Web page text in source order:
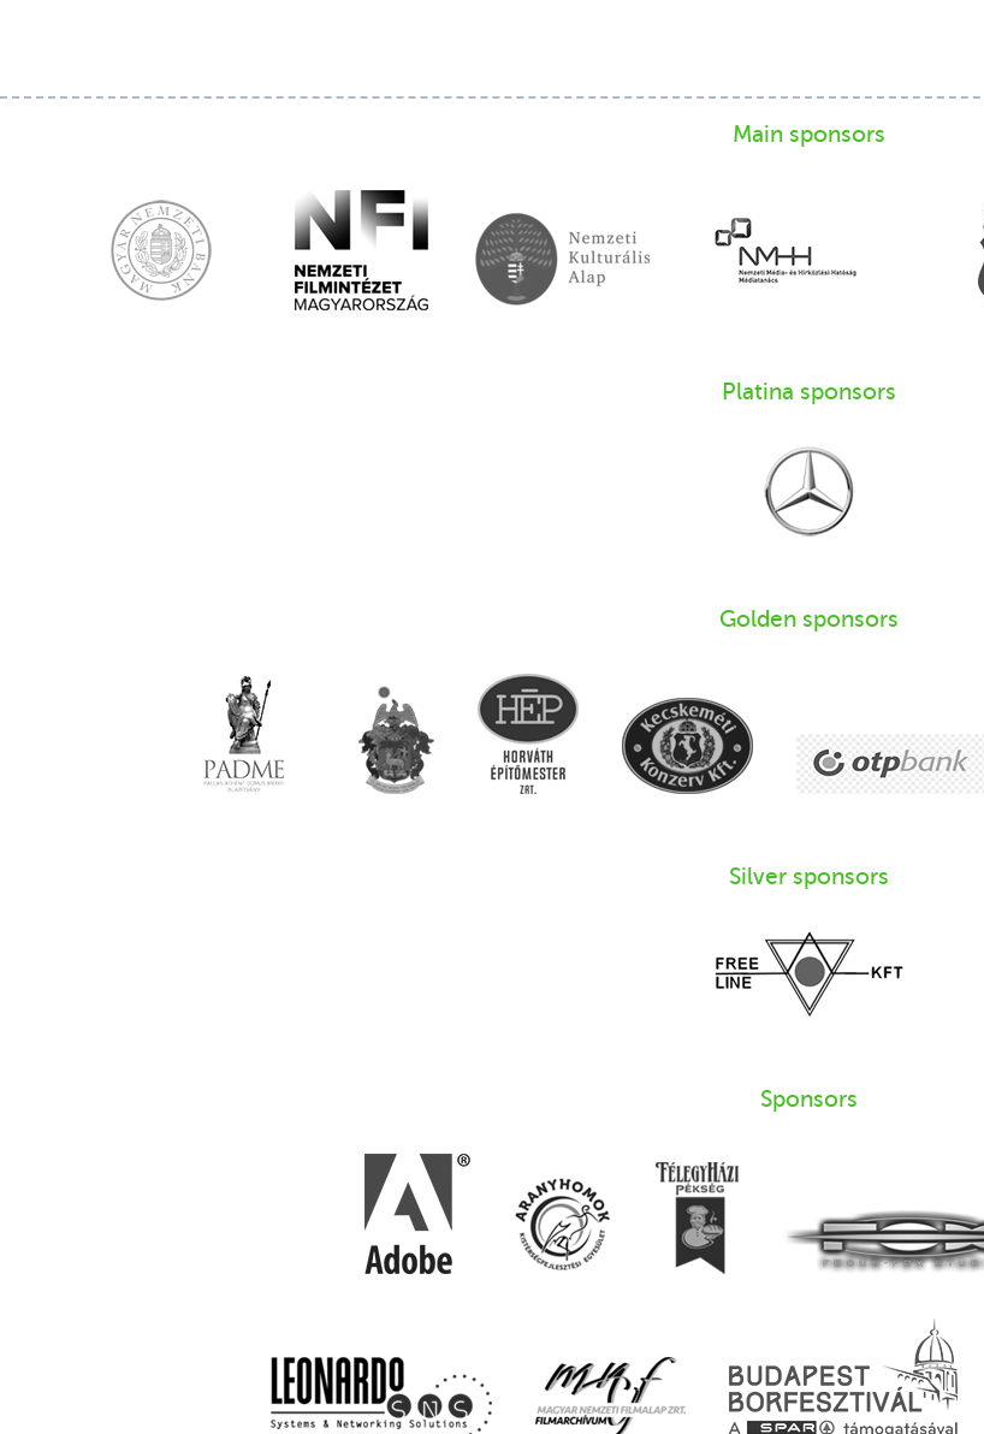
Main sponsors
Platina sponsors
Golden sponsors
Silver sponsors
Sponsors